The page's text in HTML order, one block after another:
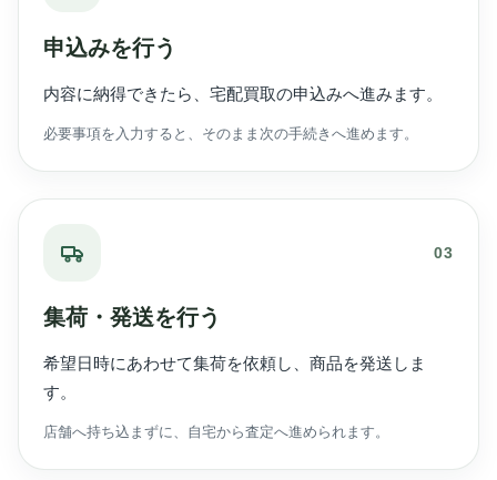
申込みを行う
内容に納得できたら、宅配買取の申込みへ進みます。
必要事項を入力すると、そのまま次の手続きへ進めます。
03
集荷・発送を行う
希望日時にあわせて集荷を依頼し、商品を発送しま
す。
店舗へ持ち込まずに、自宅から査定へ進められます。